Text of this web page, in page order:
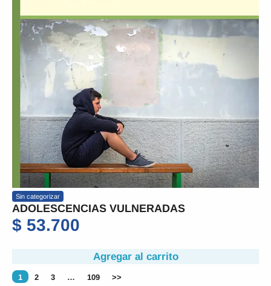
Sin categorizar
ADOLESCENCIAS VULNERADAS
$ 53.700
Agregar al carrito
1 2 3 … 109 >>